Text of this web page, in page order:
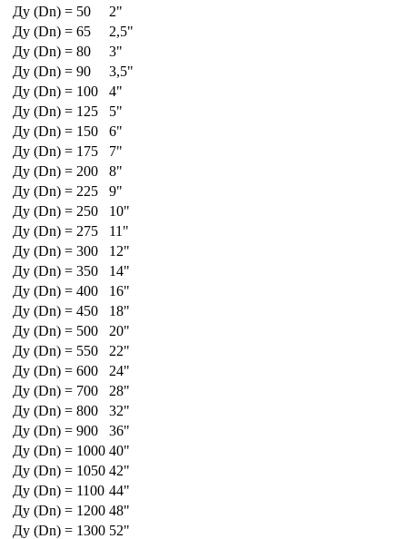
Ду (Dn) = 50
2"
Ду (Dn) = 65
2,5"
Ду (Dn) = 80
3"
Ду (Dn) = 90
3,5"
Ду (Dn) = 100
4"
Ду (Dn) = 125
5"
Ду (Dn) = 150
6"
Ду (Dn) = 175
7"
Ду (Dn) = 200
8"
Ду (Dn) = 225
9"
Ду (Dn) = 250
10"
Ду (Dn) = 275
11"
Ду (Dn) = 300
12"
Ду (Dn) = 350
14"
Ду (Dn) = 400
16"
Ду (Dn) = 450
18"
Ду (Dn) = 500
20"
Ду (Dn) = 550
22"
Ду (Dn) = 600
24"
Ду (Dn) = 700
28"
Ду (Dn) = 800
32"
Ду (Dn) = 900
36"
Ду (Dn) = 1000 40"
Ду (Dn) = 1050 42"
Ду (Dn) = 1100 44"
Ду (Dn) = 1200 48"
Ду (Dn) = 1300 52"